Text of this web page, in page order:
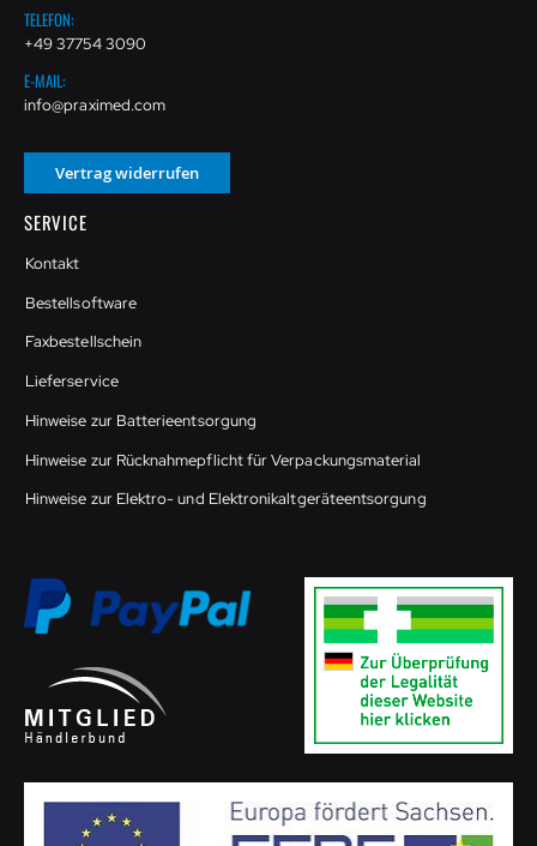
TELEFON:
+49 37754 3090
E-MAIL:
info@praximed.com
Vertrag widerrufen
SERVICE
Kontakt
Bestellsoftware
Faxbestellschein
Lieferservice
Hinweise zur Batterieentsorgung
Hinweise zur Rücknahmepflicht für Verpackungsmaterial
Hinweise zur Elektro- und Elektronikaltgeräteentsorgung